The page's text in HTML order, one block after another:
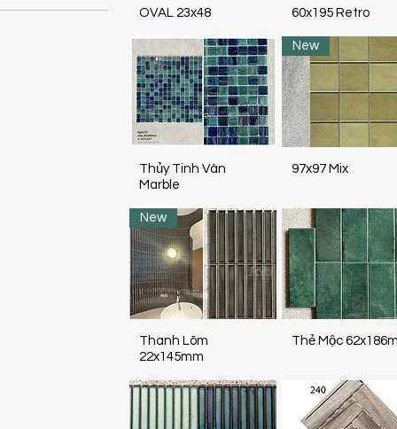
OVAL 23x48 60x195 Retro
Thủy Tinh Vân
Marble
New
97x97 Mix
New
Thanh Lõm
22x145mm
Thẻ Mộc